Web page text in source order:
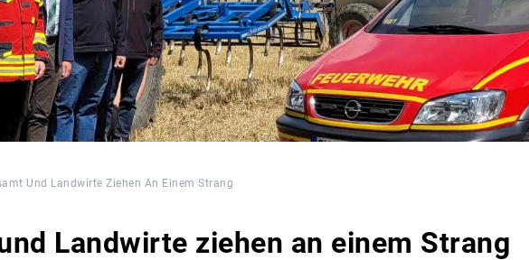
Und Landwirte Ziehen An Einem Strang
Landwirte ziehen an einem Strang